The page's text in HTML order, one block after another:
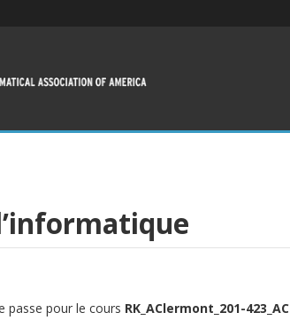
passe pour le cours RK_AClermont_201-423_AC